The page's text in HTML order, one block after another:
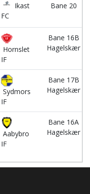
Ikast
FC
Bane 20
Hornslet
IF
Bane 16B
Hagelskær
Sydmors
IF
Bane 17B
Hagelskær
Aabybro
IF
Bane 16A
Hagelskær